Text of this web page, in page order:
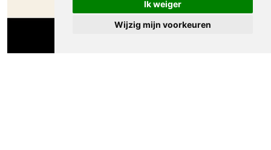
Ik weiger
Wijzig mijn voorkeuren